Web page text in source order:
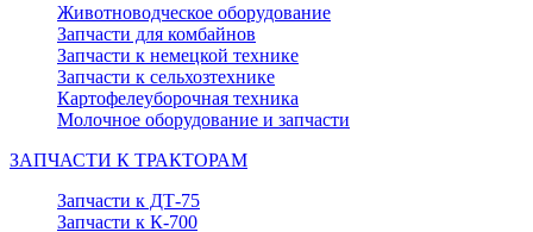
Животноводческое оборудование
Запчасти для комбайнов
Запчасти к немецкой технике
Запчасти к сельхозтехнике
Картофелеуборочная техника
Молочное оборудование и запчасти
ЗАПЧАСТИ К ТРАКТОРАМ
Запчасти к ДТ-75
Запчасти к К-700